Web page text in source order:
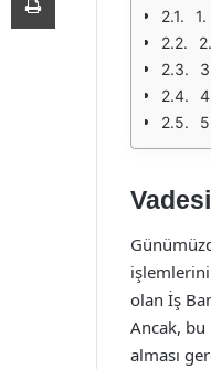
olan İş
Ancak,
alması